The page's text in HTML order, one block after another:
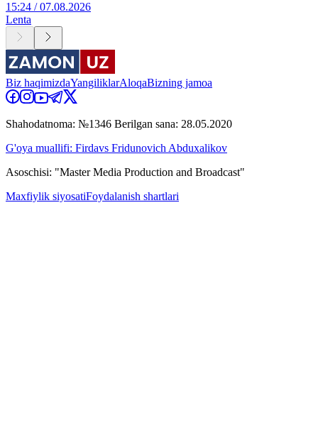
15:24 / 07.08.2026
Lenta
Biz haqimizdaYangiliklarAloqaBizning jamoa
Shahodatnoma: №1346 Berilgan sana: 28.05.2020
G'oya muallifi: Firdavs Fridunovich Abduxalikov
Asoschisi: "Master Media Production and Broadcast"
Maxfiylik siyosatiFoydalanish shartlari